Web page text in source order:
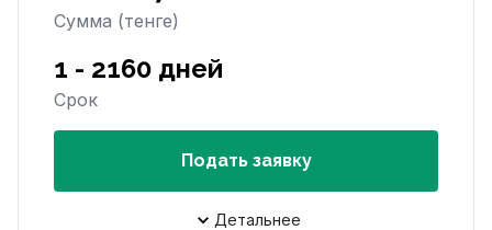
Сумма (тенге)
1 - 2160 дней
Срок
Подать заявку
Детальнее